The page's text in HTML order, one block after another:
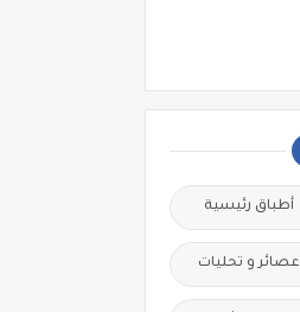
أطباق رئيسية
عصائر و تحليات